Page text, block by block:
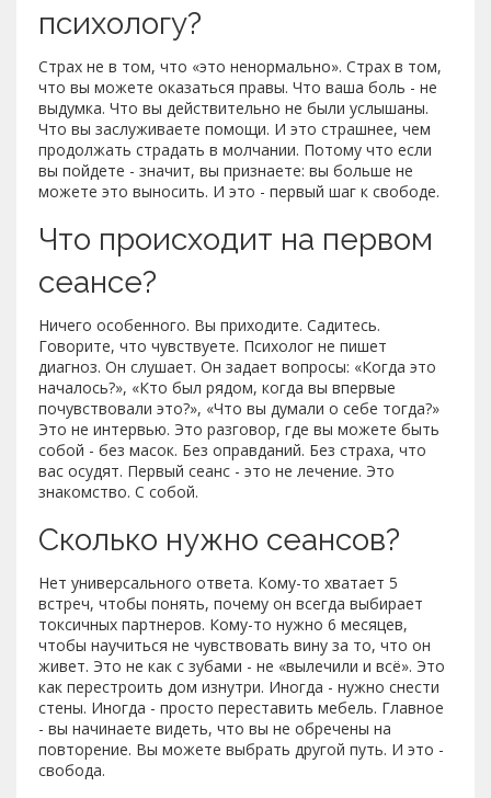
психологу?
Страх не в том, что «это ненормально». Страх в том,
что вы можете оказаться правы. Что ваша боль - не
выдумка. Что вы действительно не были услышаны.
Что вы заслуживаете помощи. И это страшнее, чем
продолжать страдать в молчании. Потому что если
вы пойдете - значит, вы признаете: вы больше не
можете это выносить. И это - первый шаг к свободе.
Что происходит на первом
сеансе?
Ничего особенного. Вы приходите. Садитесь.
Говорите, что чувствуете. Психолог не пишет
диагноз. Он слушает. Он задает вопросы: «Когда это
началось?», «Кто был рядом, когда вы впервые
почувствовали это?», «Что вы думали о себе тогда?»
Это не интервью. Это разговор, где вы можете быть
собой - без масок. Без оправданий. Без страха, что
вас осудят. Первый сеанс - это не лечение. Это
знакомство. С собой.
Сколько нужно сеансов?
Нет универсального ответа. Кому-то хватает 5
встреч, чтобы понять, почему он всегда выбирает
токсичных партнеров. Кому-то нужно 6 месяцев,
чтобы научиться не чувствовать вину за то, что он
живет. Это не как с зубами - не «вылечили и всё». Это
как перестроить дом изнутри. Иногда - нужно снести
стены. Иногда - просто переставить мебель. Главное
- вы начинаете видеть, что вы не обречены на
повторение. Вы можете выбрать другой путь. И это -
свобода.